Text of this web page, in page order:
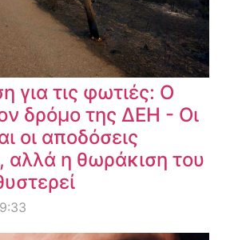
για τις φωτιές: Ο
δρόμο της ΔΕΗ - Οι
οι αποδόσεις
αλλά η θωράκιση του